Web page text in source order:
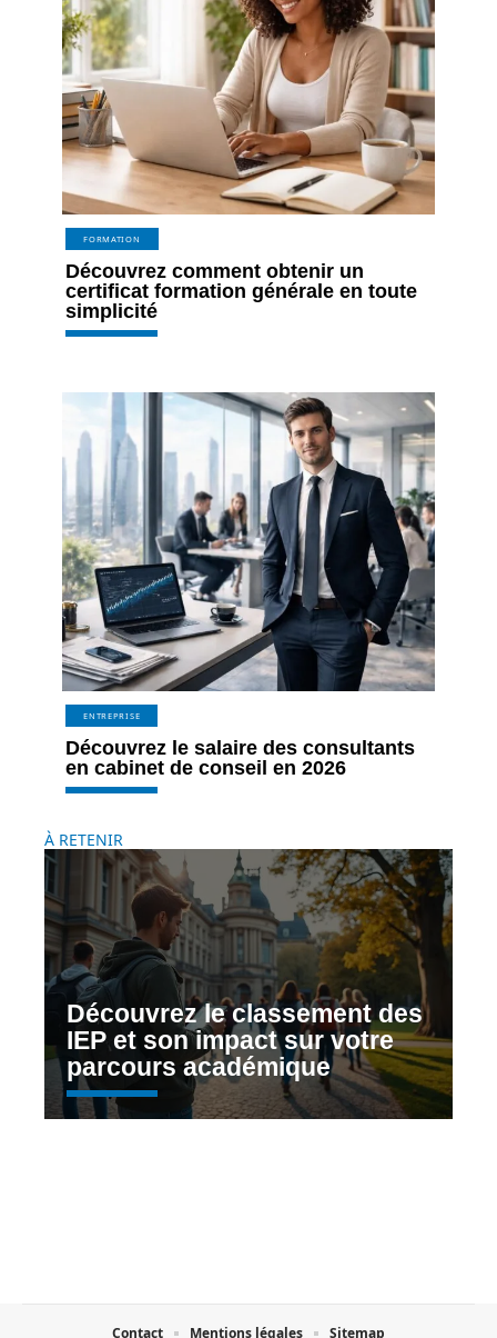
FORMATION
Découvrez comment obtenir un
certificat formation générale en toute
simplicité
ENTREPRISE
Découvrez le salaire des consultants
en cabinet de conseil en 2026
À RETENIR
Découvrez le classement des
IEP et son impact sur votre
parcours académique
Contact Mentions légales Sitemap